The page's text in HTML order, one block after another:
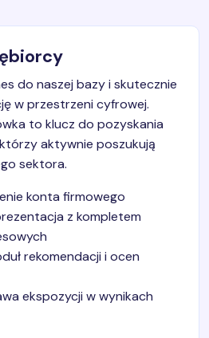
do naszej bazy i skutecznie
w przestrzeni cyfrowej.
to klucz do pozyskania
aktywnie poszukują
sektora.
konta firmowego
z kompletem
rekomendacji i ocen
ekspozycji w wynikach